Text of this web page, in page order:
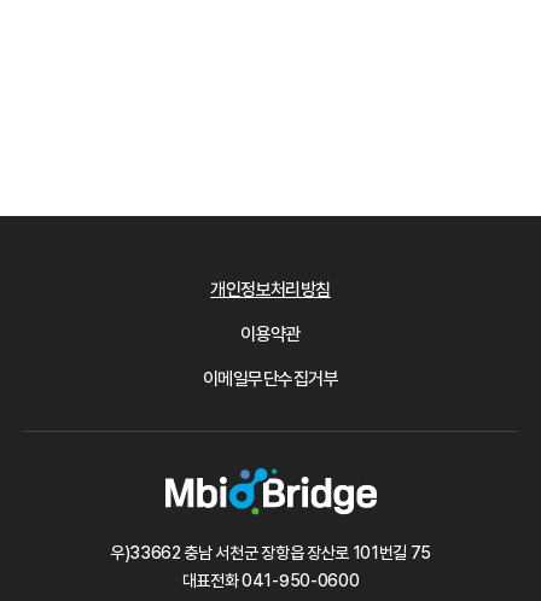
개인정보처리방침
이용약관
이메일무단수집거부
우)33662 충남 서천군 장항읍 장산로 101번길 75
대표전화041-950-0600